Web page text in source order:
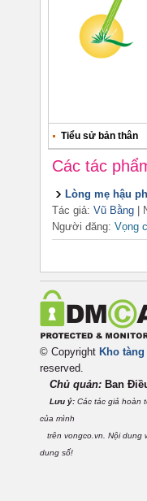
Tiểu sử bản thân
Các tác
Lòng mẹ hậu
Tác giả: Vũ Bằng |
Người đăng: Vọng
© Copyright Kho
reserved.
Chủ quản: Ban
Lưu ý: Các tác giả hoàn
của mình
trên vongco.vn. Nội dung
dung số!